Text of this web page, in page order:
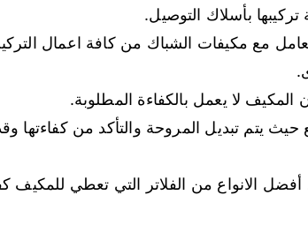
تركيبها بأسلاك التوصيل.
مع مكيفات الشباك من كافة اعمال
لا يعمل بالكفاءة المطلوبة.
يتم تبديل المروحة والتأكد من كفاءتها
أفضل الانواع من الفلاتر التي تعطي للمكيف